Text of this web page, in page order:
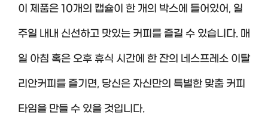
이 제품은 10개의 캡슐이 한 개의 박스에 들어있어, 일
주일 내내 신선하고 맛있는 커피를 즐길 수 있습니다. 매
일 아침 혹은 오후 휴식 시간에 한 잔의 네스프레소 이탈
리안커피를 즐기면, 당신은 자신만의 특별한 맞춤 커피
타임을 만들 수 있을 것입니다.